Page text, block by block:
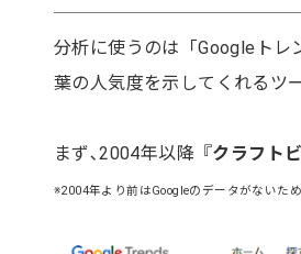
分析に使うのは「Googleトレ
葉の人気度を示してくれるツ
まず､2004年以降『クラフト
※2004年より前はGoogleのデータがないた